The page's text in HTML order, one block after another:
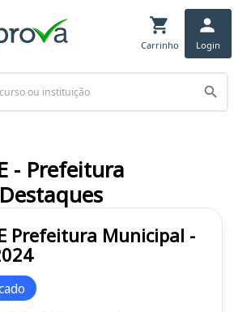
Carrinho Login
Prefeitura Municipal -
- Prefeitura